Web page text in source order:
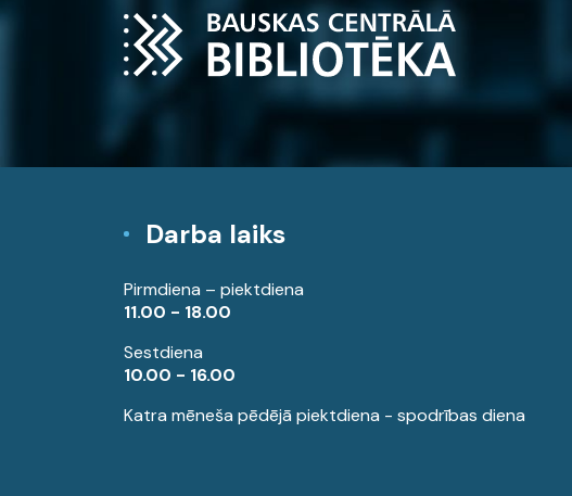
Darba laiks
Pirmdiena – piektdiena
11.00 - 18.00
Sestdiena
10.00 - 16.00
Katra mēneša pēdējā piektdiena - spodrības diena